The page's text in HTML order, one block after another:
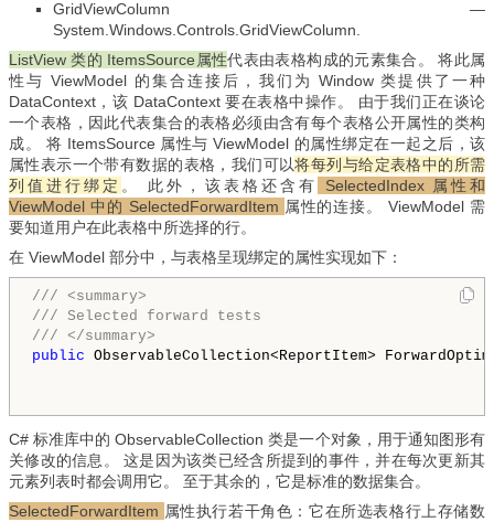
GridViewColumn —
System.Windows.Controls.GridViewColumn.
ListView 类的 ItemsSource属性代表由表格构成的元素集合。 将此属
性与 ViewModel 的集合连接后，我们为 Window 类提供了一种
DataContext，该 DataContext 要在表格中操作。 由于我们正在谈论
一个表格，因此代表集合的表格必须由含有每个表格公开属性的类构
成。 将 ItemsSource 属性与 ViewModel 的属性绑定在一起之后，该
属性表示一个带有数据的表格，我们可以将每列与给定表格中的所需
列值进行绑定 。 此外，该表格还含有
SelectedIndex 属性和
ViewModel 中的 SelectedForwardItem 属性的连接。 ViewModel 需
要知道用户在此表格中所选择的行。
在 ViewModel 部分中，与表格呈现绑定的属性实现如下：
/// <summary>
/// Selected forward tests
/// </summary>
public ObservableCollection<ReportItem>
C# 标准库中的 ObservableCollection 类是一个对象，用于通知图形有
关修改的信息。 这是因为该类已经含所提到的事件，并在每次更新其
元素列表时都会调用它。 至于其余的，它是标准的数据集合。
SelectedForwardItem 属性执行若干角色：它在所选表格行上存储数